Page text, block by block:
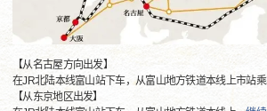
【从名古屋方向出发】
在JR北陆本线富山站下车，从富山地方铁道本线上市站乘
【从东京地区出发】